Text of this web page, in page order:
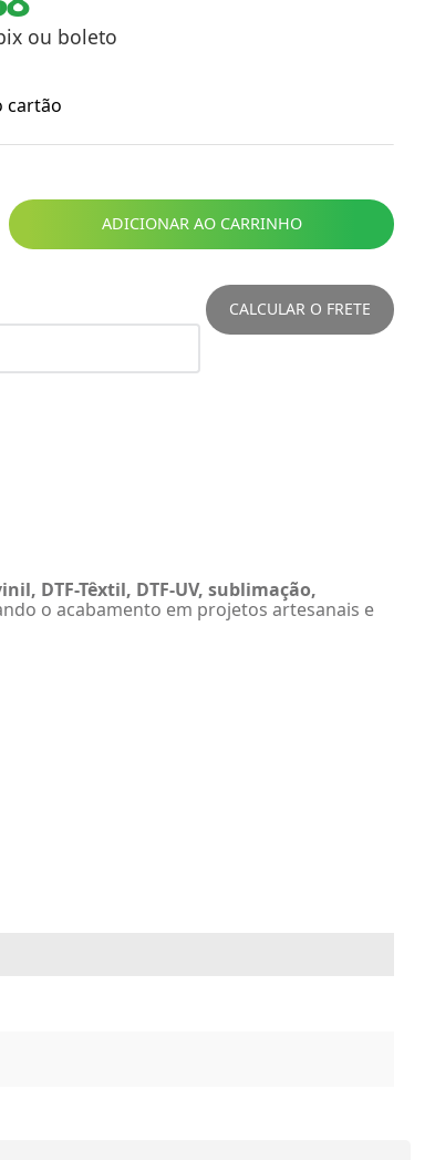
Sublimação
ou boleto
cartão
ADICIONAR AO CARRINHO
CALCULAR O FRETE
DTF-Têxtil, DTF-UV, sublimação,
o acabamento em projetos artesanais e